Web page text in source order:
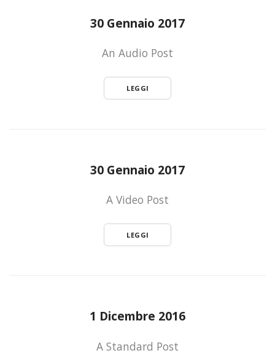
30 Gennaio 2017
An Audio Post
LEGGI
30 Gennaio 2017
A Video Post
LEGGI
1 Dicembre 2016
A Standard Post